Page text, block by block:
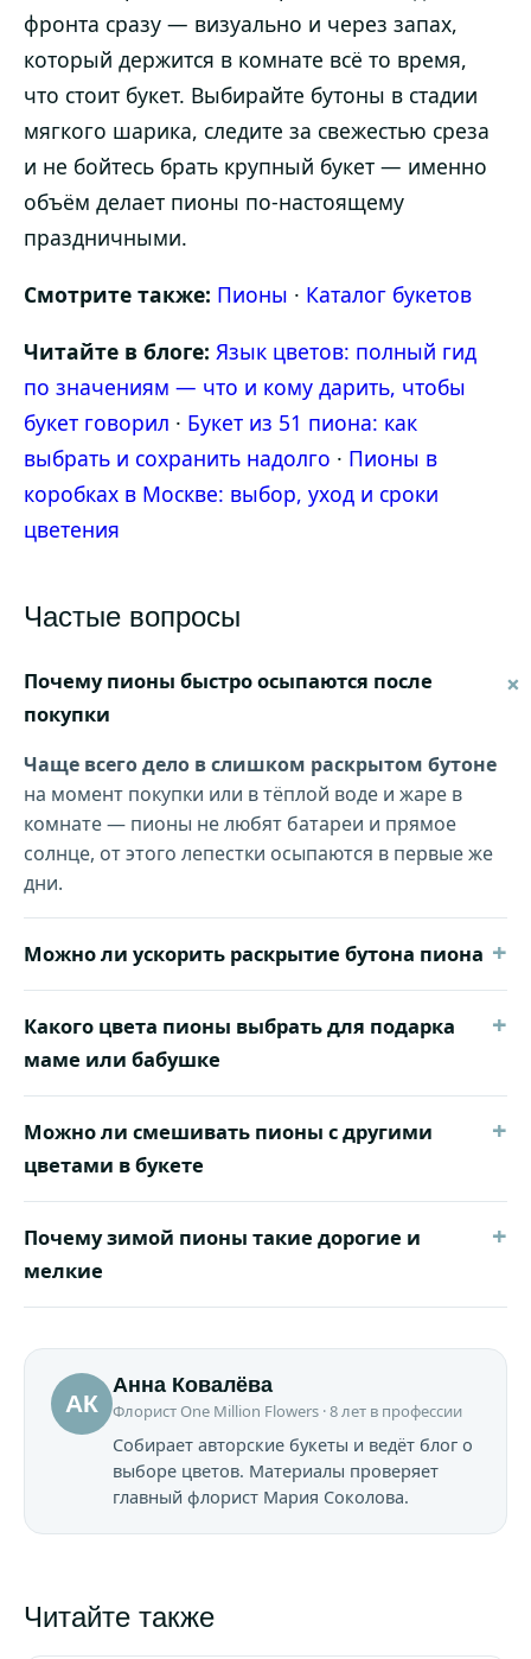
фронта сразу — визуально и через запах,
который держится в комнате всё то время,
что стоит букет. Выбирайте бутоны в стадии
мягкого шарика, следите за свежестью среза
и не бойтесь брать крупный букет — именно
объём делает пионы по-настоящему
праздничными.
Смотрите также: Пионы · Каталог букетов
Читайте в блоге: Язык цветов: полный гид
по значениям — что и кому дарить, чтобы
букет говорил · Букет из 51 пиона: как
выбрать и сохранить надолго · Пионы в
коробках в Москве: выбор, уход и сроки
цветения
Частые вопросы
Почему пионы быстро осыпаются после
покупки
+
Чаще всего дело в слишком раскрытом бутоне
на момент покупки или в тёплой воде и жаре в
комнате — пионы не любят батареи и прямое
солнце, от этого лепестки осыпаются в первые же
дни.
Можно ли ускорить раскрытие бутона пиона +
Какого цвета пионы выбрать для подарка
маме или бабушке
+
Можно ли смешивать пионы с другими
цветами в букете
+
Почему зимой пионы такие дорогие и
мелкие
+
АК
Анна Ковалёва
Флорист One Million Flowers · 8 лет в профессии
Собирает авторские букеты и ведёт блог о
выборе цветов. Материалы проверяет
главный флорист Мария Соколова.
Читайте также